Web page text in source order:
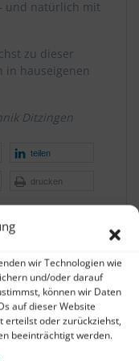
wir Technologien wie
und/oder darauf
können wir Daten
auf dieser Website
erteilst oder zurückziehst,
beeinträchtigt werden.
und natürlich mit
zu dieser
in hauseigenen
Ditzingen
teilen
drucken
Nächster:
: Unsere
2020!